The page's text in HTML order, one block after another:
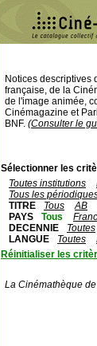
Notices descriptives
française, de la
de l'image animée,
Cinémagazine et
BNF. (Consulter le
Sélectionner les
Toutes institutions
Tous les
TITRE
Tous AB
PAYS
Tous
DECENNIE
Toutes
LANGUE
Toutes
Réinitialiser les
La Cinémathèque